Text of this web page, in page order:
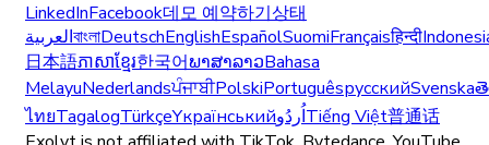
LinkedInFacebook데모 예약하기상태
العربيةবাংলাDeutschEnglishEspañolSuomiFrançaisहिन्दी
日本語ភាសាខ្មែរ한국어ພາສາລາວBahasa
MelayuNederlandsਪੰਜਾਬੀPolskiPortuguêsрусскийSvenska
ไทยTagalogTürkçeYкраїнськийاُردُوTiếng Việt普通话